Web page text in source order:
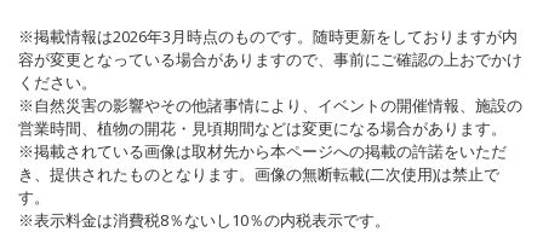
※掲載情報は2026年3月時点のものです。随時更新をしておりますが内
容が変更となっている場合がありますので、事前にご確認の上おでかけ
ください。
※自然災害の影響やその他諸事情により、イベントの開催情報、施設の
営業時間、植物の開花・見頃期間などは変更になる場合があります。
※掲載されている画像は取材先から本ページへの掲載の許諾をいただ
き、提供されたものとなります。画像の無断転載(二次使用)は禁止で
す。
※表示料金は消費税8％ないし10％の内税表示です。